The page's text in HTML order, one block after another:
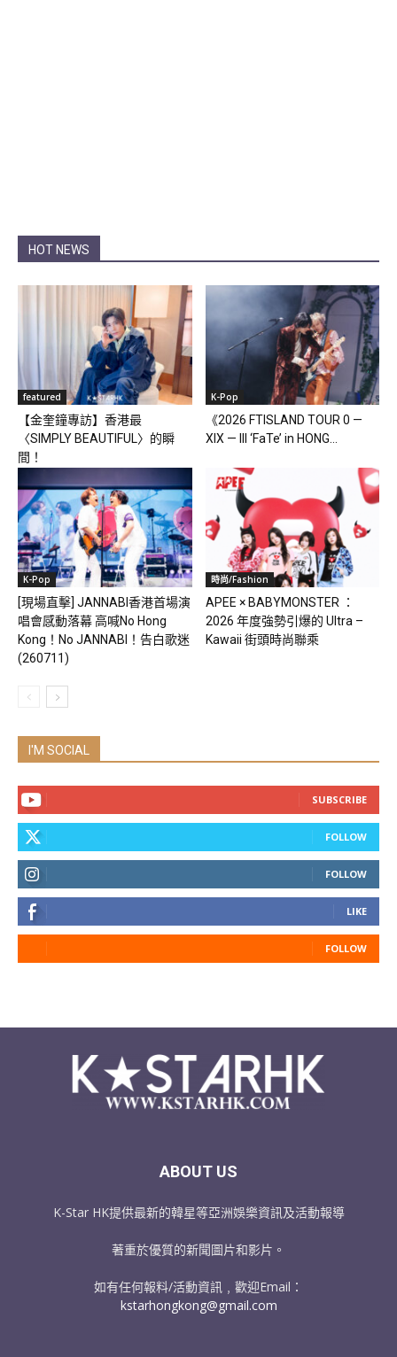
HOT NEWS
featured
【金奎鐘專訪】香港最
〈SIMPLY BEAUTIFUL〉的瞬
間！
K-Pop
《2026 FTISLAND TOUR 0 —
XIX — III ‘FaTe’ in HONG...
K-Pop
[現場直擊] JANNABI香港首場演
唱會感動落幕 高喊No Hong
Kong！No JANNABI！告白歌迷
(260711)
時尚/Fashion
APEE × BABYMONSTER ：
2026 年度強勢引爆的 Ultra –
Kawaii 街頭時尚聯乘
I'M SOCIAL
SUBSCRIBE
FOLLOW
FOLLOW
LIKE
FOLLOW
ABOUT US
K-Star HK提供最新的韓星等亞洲娛樂資訊及活動報導
著重於優質的新聞圖片和影片。
如有任何報料/活動資訊﹐歡迎Email：
kstarhongkong@gmail.com